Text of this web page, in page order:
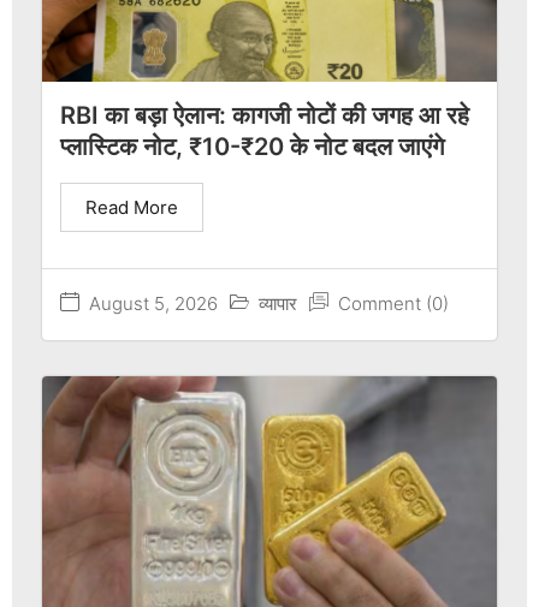
RBI का बड़ा ऐलान: कागजी नोटों की जगह आ रहे
प्लास्टिक नोट, ₹10-₹20 के नोट बदल जाएंगे
August 5, 2026 व्यापार Comment (0)
Read More